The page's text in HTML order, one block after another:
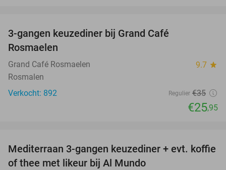
3-gangen keuzediner bij Grand Café
Rosmaelen
Grand Café Rosmaelen 9.7 star
Rosmalen
Verkocht: 892
Regulier €35
€25,95
27%
Mediterraan 3-gangen keuzediner + evt. koffie
of thee met likeur bij Al Mundo